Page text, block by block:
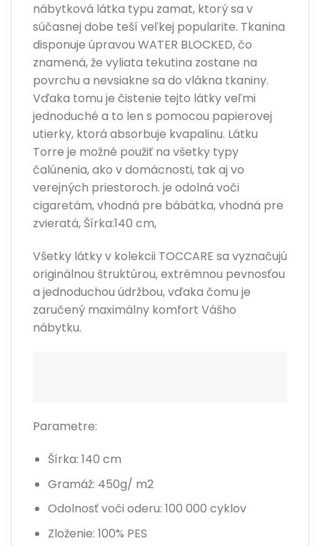
nábytková látka typu zamat, ktorý sa v
súčasnej dobe teší veľkej popularite. Tkanina
disponuje úpravou WATER BLOCKED, čo
znamená, že vyliata tekutina zostane na
povrchu a nevsiakne sa do vlákna tkaniny.
Vďaka tomu je čistenie tejto látky veľmi
jednoduché a to len s pomocou papierovej
utierky, ktorá absorbuje kvapalinu. Látku
Torre je možné použiť na všetky typy
čalúnenia, ako v domácnosti, tak aj vo
verejných priestoroch. je odolná voči
cigaretám, vhodná pre bábätka, vhodná pre
zvieratá, Šírka:140 cm,
Všetky látky v kolekcii TOCCARE sa vyznačujú
originálnou štruktúrou, extrémnou pevnosťou
a jednoduchou údržbou, vďaka čomu je
zaručený maximálny komfort Vášho
nábytku.
Parametre:
Šírka: 140 cm
Gramáž: 450g/ m2
Odolnosť voči oderu: 100 000 cyklov
Zloženie: 100% PES